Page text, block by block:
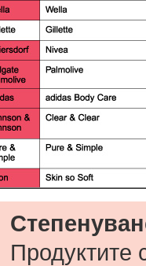
Продуктите